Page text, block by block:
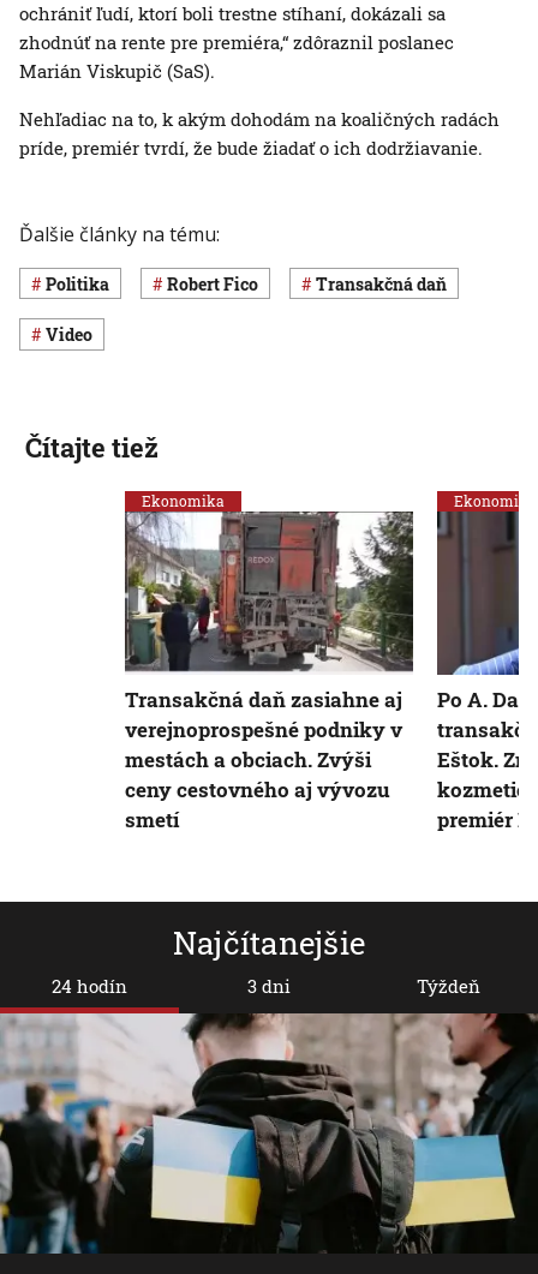
ochrániť ľudí, ktorí boli trestne stíhaní, dokázali sa
zhodnúť na rente pre premiéra,“ zdôraznil poslanec
Marián Viskupič (SaS).
Nehľadiac na to, k akým dohodám na koaličných radách
príde, premiér tvrdí, že bude žiadať o ich dodržiavanie.
Ďalšie články na tému:
Politika Robert Fico Transakčná daň
Video
Najčítanejšie
24 hodín 3 dni Týždeň
Čítajte tiež
Ekonomika
Transakčná daň zasiahne aj
verejnoprospešné podniky v
mestách a obciach. Zvýši
ceny cestovného aj vývozu
smetí
Ekonomika
Po A.
Eštok.
premiér